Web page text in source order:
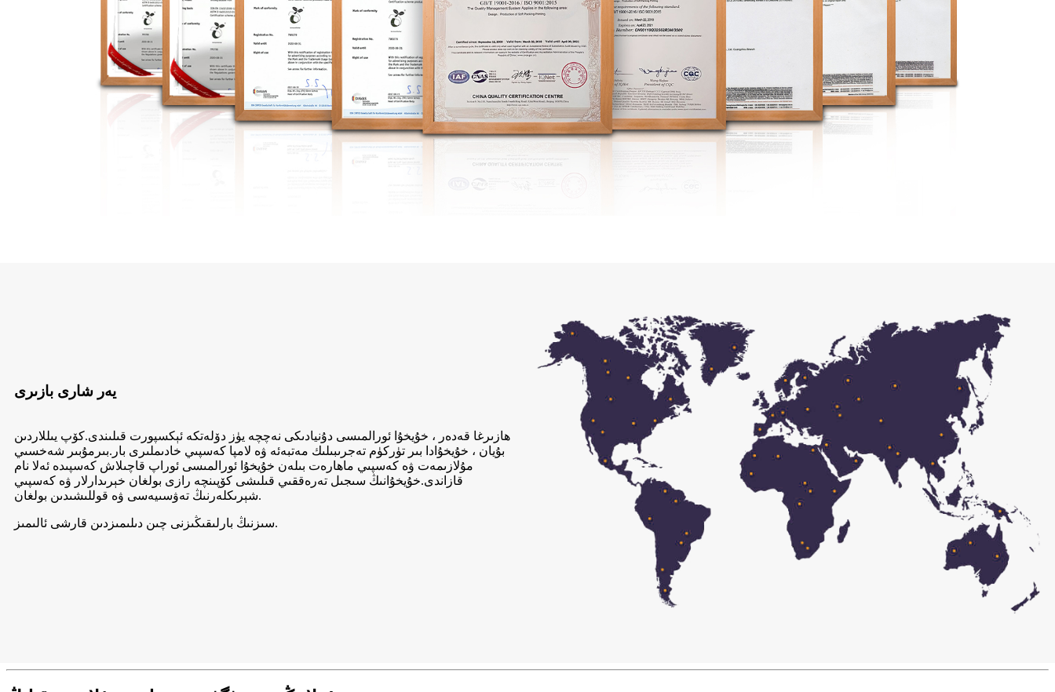
يەر شارى بازىرى
ھازىرغا قەدەر ، خۇيخۇا ئورالمىسى دۇنيادىكى نەچچە يۈز دۆلەتكە ئېكسپورت قىلىندى.كۆپ يىللاردىن
بۇيان ، خۇيخۇادا بىر تۈركۈم تەجرىبىلىك مەتبەئە ۋە لامپا كەسپىي خادىملىرى بار.بىرمۇبىر شەخسىي
مۇلازىمەت ۋە كەسپىي ماھارەت بىلەن خۇيخۇا ئورالمىسى ئوراپ قاچىلاش كەسپىدە ئەلا نام
قازاندى.خۇيخۇانىڭ سىجىل تەرەققىي قىلىشى كۆپىنچە رازى بولغان خېرىدارلار ۋە كەسپىي
شېرىكلەرنىڭ تەۋسىيەسى ۋە قوللىشىدىن بولغان.
سىزنىڭ بارلىقىڭىزنى چىن دىلىمىزدىن قارشى ئالىمىز.